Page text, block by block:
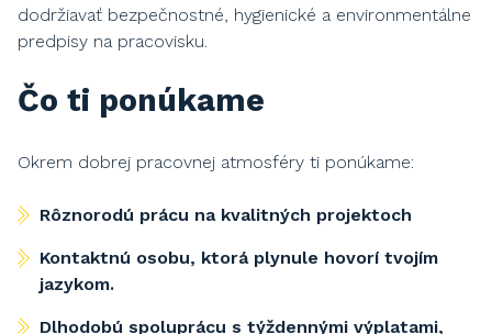
dodržiavať bezpečnostné, hygienické a environmentálne
predpisy na pracovisku.
Čo ti ponúkame
Okrem dobrej pracovnej atmosféry ti ponúkame:
Rôznorodú prácu na kvalitných projektoch
Kontaktnú osobu, ktorá plynule hovorí tvojím
jazykom.
Dlhodobú spoluprácu s týždennými výplatami,